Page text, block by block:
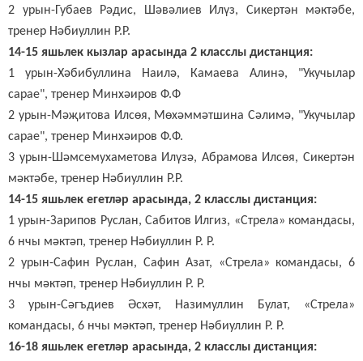
2 урын-Губаев Рәдис, Шәвәлиев Илүз, Сикертән мәктәбе,
тренер Нәбиуллин Р.Р.
14-15 яшьлек кызлар арасында 2 класслы дистанция:
1 урын-Хәбибуллина Наилә, Камаева Алинә, "Укучылар
сарае", тренер Минхәиров Ф.Ф
2 урын-Мәҗитова Илсөя, Мөхәммәтшина Сәлимә, "Укучылар
сарае", тренер Минхәиров Ф.Ф.
3 урын-Шәмсемухаметова Илүзә, Абрамова Илсөя, Сикертән
мәктәбе, тренер Нәбиуллин Р.Р.
14-15 яшьлек егетләр арасында, 2 класслы дистанция:
1 урын-Зарипов Руслан, Сабитов Илгиз, «Стрела» командасы,
6 нчы мәктәп, тренер Нәбиуллин Р. Р.
2 урын-Сафин Руслан, Сафин Азат, «Стрела» командасы, 6
нчы мәктәп, тренер Нәбиуллин Р. Р.
3 урын-Сәгъдиев Әсхәт, Назимуллин Булат, «Стрела»
командасы, 6 нчы мәктәп, тренер Нәбиуллин Р. Р.
16-18 яшьлек егетләр арасында, 2 класслы дистанция: